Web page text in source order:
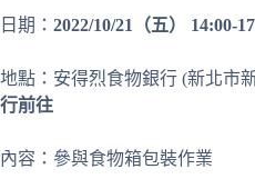
日期： 2022/10/21（五） 14:00-
地點：安得烈食物銀行 (新北市
行前往
內容：參與食物箱包裝作業